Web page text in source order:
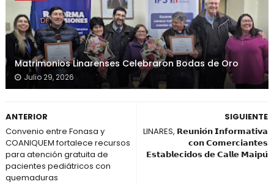
Matrimonios Linarenses Celebraron Bodas de Oro
Julio 29, 2026
SIGUIENTE
LINARES, 𝗥𝗲𝘂𝗻𝗶𝗼́𝗻 𝗜𝗻𝗳𝗼𝗿𝗺𝗮𝘁𝗶𝘃𝗮
𝗰𝗼𝗻 𝗖𝗼𝗺𝗲𝗿𝗰𝗶𝗮𝗻𝘁𝗲𝘀
𝗘𝘀𝘁𝗮𝗯𝗹𝗲𝗰𝗶𝗱𝗼𝘀 𝗱𝗲 𝗖𝗮𝗹𝗹𝗲 𝗠𝗮𝗶𝗽𝘂́
ANTERIOR
Convenio entre Fonasa y
COANIQUEM fortalece recursos
para atención gratuita de
pacientes pediátricos con
quemaduras